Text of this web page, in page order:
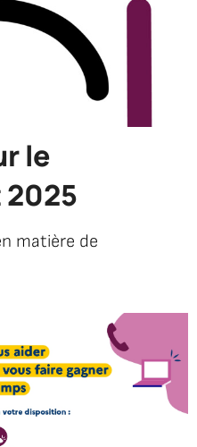
le
matière de